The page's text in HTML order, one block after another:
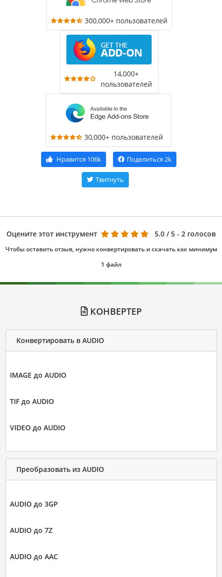
300,000+ пользователей
14,000+
пользователей
30,000+ пользователей
Нравится 106k Поделиться 2k
Твитнуть
Оцените этот инструмент 5.0 / 5 - 2 голосов
Чтобы оставить отзыв, нужно конвертировать и скачать как минимум
1 файл
КОНВЕРТЕР
Конвертировать в AUDIO
IMAGE до AUDIO
TIF до AUDIO
VIDEO до AUDIO
Преобразовать из AUDIO
AUDIO до 3GP
AUDIO до 7Z
AUDIO до AAC